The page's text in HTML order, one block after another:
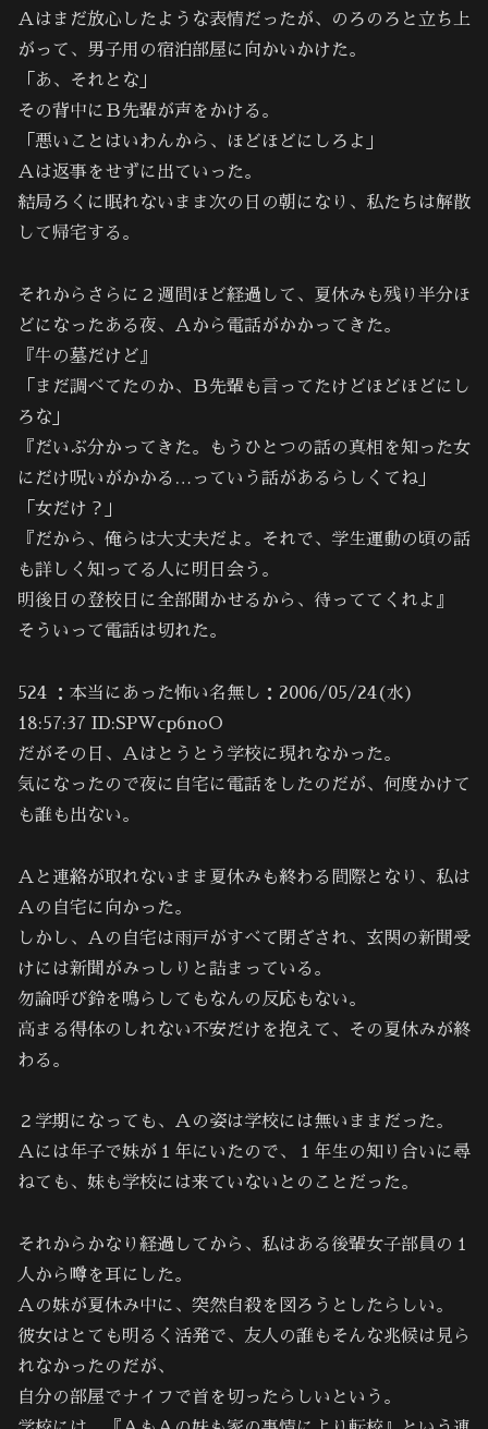
Ａはまだ放心したような表情だったが、のろのろと立ち上
がって、男子用の宿泊部屋に向かいかけた。
「あ、それとな」
その背中にＢ先輩が声をかける。
「悪いことはいわんから、ほどほどにしろよ」
Ａは返事をせずに出ていった。
結局ろくに眠れないまま次の日の朝になり、私たちは解散
して帰宅する。
それからさらに２週間ほど経過して、夏休みも残り半分ほ
どになったある夜、Ａから電話がかかってきた。
『牛の墓だけど』
「まだ調べてたのか、Ｂ先輩も言ってたけどほどほどにし
ろな」
『だいぶ分かってきた。もうひとつの話の真相を知った女
にだけ呪いがかかる…っていう話があるらしくてね」
「女だけ？」
『だから、俺らは大丈夫だよ。それで、学生運動の頃の話
も詳しく知ってる人に明日会う。
明後日の登校日に全部聞かせるから、待っててくれよ』
そういって電話は切れた。
524 ：本当にあった怖い名無し：2006/05/24(水)
18:57:37 ID:SPWcp6noO
だがその日、Ａはとうとう学校に現れなかった。
気になったので夜に自宅に電話をしたのだが、何度かけて
も誰も出ない。
Ａと連絡が取れないまま夏休みも終わる間際となり、私は
Ａの自宅に向かった。
しかし、Ａの自宅は雨戸がすべて閉ざされ、玄関の新聞受
けには新聞がみっしりと詰まっている。
勿論呼び鈴を鳴らしてもなんの反応もない。
高まる得体のしれない不安だけを抱えて、その夏休みが終
わる。
２学期になっても、Ａの姿は学校には無いままだった。
Ａには年子で妹が１年にいたので、１年生の知り合いに尋
ねても、妹も学校には来ていないとのことだった。
それからかなり経過してから、私はある後輩女子部員の１
人から噂を耳にした。
Ａの妹が夏休み中に、突然自殺を図ろうとしたらしい。
彼女はとても明るく活発で、友人の誰もそんな兆候は見ら
れなかったのだが、
自分の部屋でナイフで首を切ったらしいという。